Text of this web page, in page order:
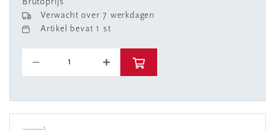
Brutoprijs
Verwacht over 7 werkdagen
Artikel bevat 1 st